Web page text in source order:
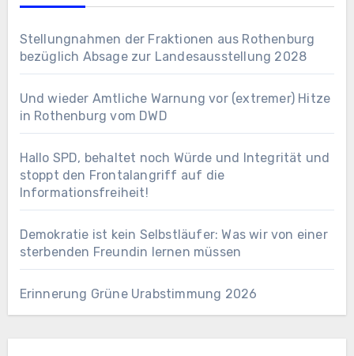
Stellungnahmen der Fraktionen aus Rothenburg
bezüglich Absage zur Landesausstellung 2028
Und wieder Amtliche Warnung vor (extremer) Hitze
in Rothenburg vom DWD
Hallo SPD, behaltet noch Würde und Integrität und
stoppt den Frontalangriff auf die
Informationsfreiheit!
Demokratie ist kein Selbstläufer: Was wir von einer
sterbenden Freundin lernen müssen
Erinnerung Grüne Urabstimmung 2026